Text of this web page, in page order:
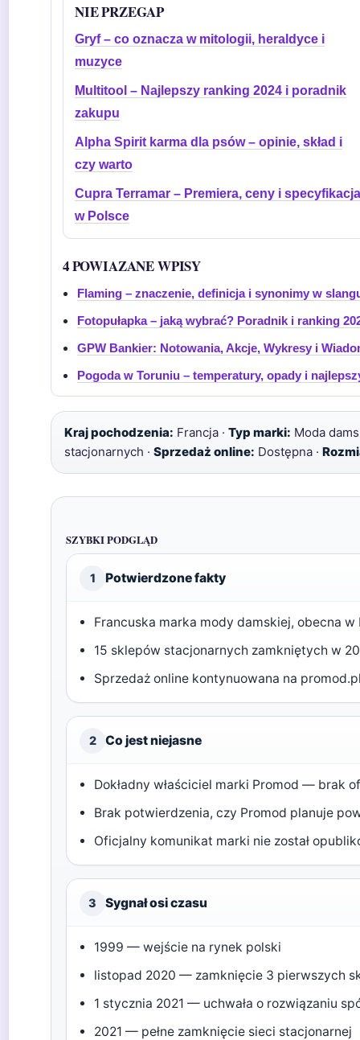
NIE PRZEGAP
Gryf – co oznacza w mitologii, heraldyce i
muzyce
Multitool – Najlepszy ranking 2024 i poradnik
zakupu
Alpha Spirit karma dla psów – opinie, skład i
czy warto
Cupra Terramar – Premiera, ceny i specyfikacja
w Polsce
4 POWIAZANE WPISY
Flaming – znaczenie, definicja i synonimy w
Fotopułapka – jaką wybrać? Poradnik i ranking
GPW Bankier: Notowania, Akcje, Wykresy i
Pogoda w Toruniu – temperatury, opady i
Kraj pochodzenia: Francja · Typ marki: Moda
stacjonarnych · Sprzedaż online: Dostępna ·
SZYBKI PODGLĄD
1 Potwierdzone fakty
Francuska marka mody damskiej, obecna w
15 sklepów stacjonarnych zamkniętych w
Sprzedaż online kontynuowana na
2 Co jest niejasne
Dokładny właściciel marki Promod — brak
Brak potwierdzenia, czy Promod planuje
Oficjalny komunikat marki nie został
3 Sygnał osi czasu
1999 — wejście na rynek polski
listopad 2020 — zamknięcie 3 pierwszych
1 stycznia 2021 — uchwała o rozwiązaniu
2021 — pełne zamknięcie sieci stacjonarnej